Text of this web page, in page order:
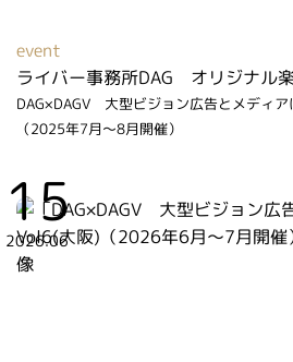
event
DAG×DAGV 大型ビジョン広告とメディ
（2025年7月～8月開催）
15
2026.06